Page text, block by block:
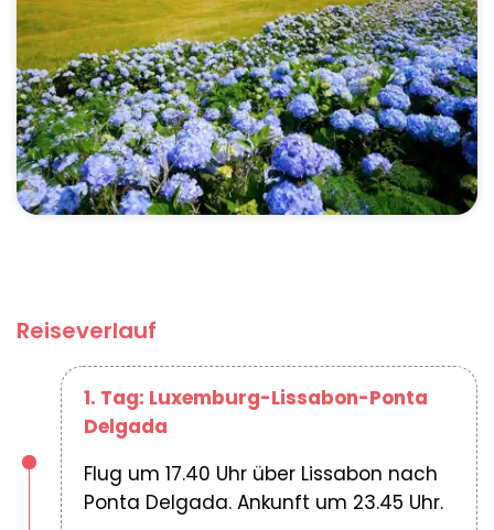
Reiseverlauf
1. Tag: Luxemburg-Lissabon-Ponta
Delgada
Flug um 17.40 Uhr über Lissabon nach
Ponta Delgada. Ankunft um 23.45 Uhr.